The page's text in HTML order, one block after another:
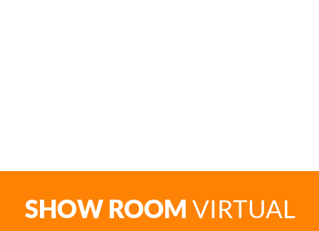
SHOW ROOM VIRTUAL